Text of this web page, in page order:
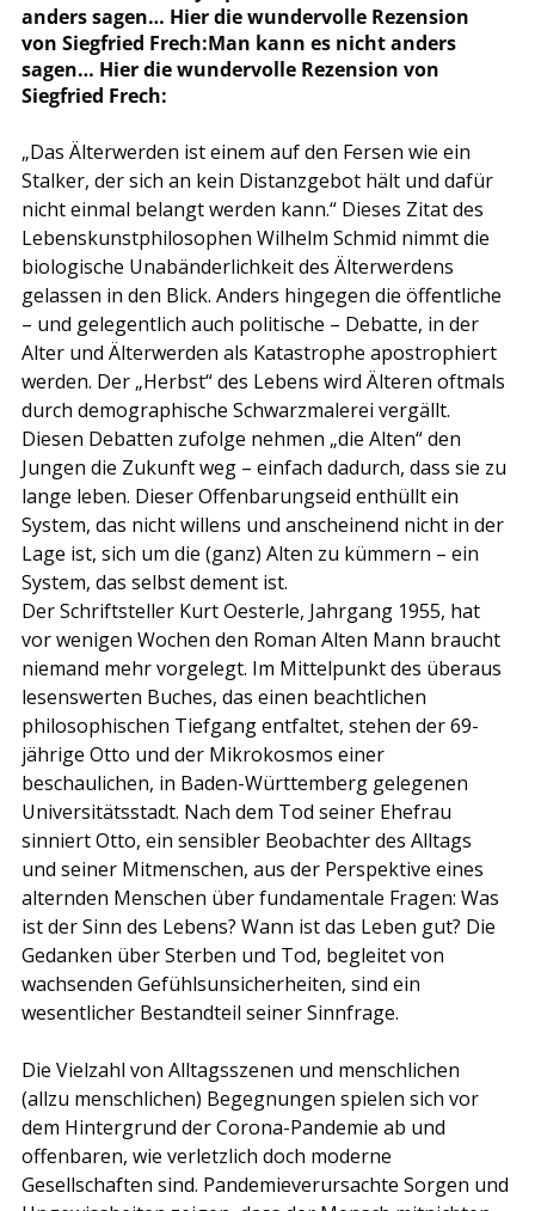
anders sagen… Hier die wundervolle Rezension
von Siegfried Frech:Man kann es nicht anders
sagen… Hier die wundervolle Rezension von
Siegfried Frech:
„Das Älterwerden ist einem auf den Fersen wie ein
Stalker, der sich an kein Distanzgebot hält und dafür
nicht einmal belangt werden kann.“ Dieses Zitat des
Lebenskunstphilosophen Wilhelm Schmid nimmt die
biologische Unabänderlichkeit des Älterwerdens
gelassen in den Blick. Anders hingegen die öffentliche
– und gelegentlich auch politische – Debatte, in der
Alter und Älterwerden als Katastrophe apostrophiert
werden. Der „Herbst“ des Lebens wird Älteren oftmals
durch demographische Schwarzmalerei vergällt.
Diesen Debatten zufolge nehmen „die Alten“ den
Jungen die Zukunft weg – einfach dadurch, dass sie zu
lange leben. Dieser Offenbarungseid enthüllt ein
System, das nicht willens und anscheinend nicht in der
Lage ist, sich um die (ganz) Alten zu kümmern – ein
System, das selbst dement ist.
Der Schriftsteller Kurt Oesterle, Jahrgang 1955, hat
vor wenigen Wochen den Roman Alten Mann braucht
niemand mehr vorgelegt. Im Mittelpunkt des überaus
lesenswerten Buches, das einen beachtlichen
philosophischen Tiefgang entfaltet, stehen der 69-
jährige Otto und der Mikrokosmos einer
beschaulichen, in Baden-Württemberg gelegenen
Universitätsstadt. Nach dem Tod seiner Ehefrau
sinniert Otto, ein sensibler Beobachter des Alltags
und seiner Mitmenschen, aus der Perspektive eines
alternden Menschen über fundamentale Fragen: Was
ist der Sinn des Lebens? Wann ist das Leben gut? Die
Gedanken über Sterben und Tod, begleitet von
wachsenden Gefühlsunsicherheiten, sind ein
wesentlicher Bestandteil seiner Sinnfrage.
Die Vielzahl von Alltagsszenen und menschlichen
(allzu menschlichen) Begegnungen spielen sich vor
dem Hintergrund der Corona-Pandemie ab und
offenbaren, wie verletzlich doch moderne
Gesellschaften sind. Pandemieverursachte Sorgen und